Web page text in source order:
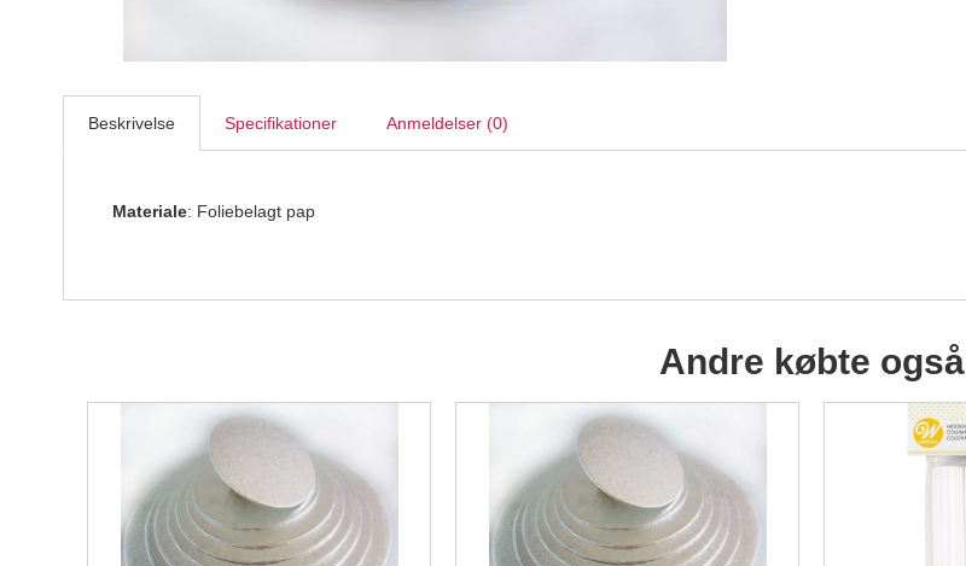
Beskrivelse Specifikationer Anmeldelser (0)
Materiale: Foliebelagt pap
Andre købte også